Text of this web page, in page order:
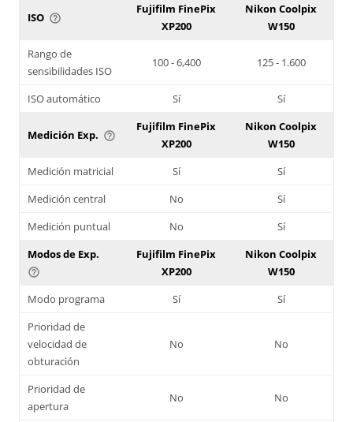
ISO help_outline
Fujifilm FinePix
XP200
Nikon Coolpix
W150
Rango de
sensibilidades ISO
100 - 6,400 125 - 1.600
ISO automático Sí Sí
Medición Exp. help_outline
Fujifilm FinePix
XP200
Nikon Coolpix
W150
Medición matricial
Sí
Sí
Medición central
No
Sí
Medición puntual
No
Sí
Modos de Exp.
help_outline
Fujifilm FinePix
XP200
Nikon Coolpix
W150
Modo programa
Sí
Sí
Prioridad de
velocidad de
obturación
No No
Prioridad de
apertura
No No